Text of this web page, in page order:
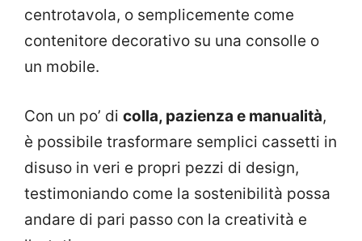
centrotavola, o semplicemente come
contenitore decorativo su una consolle o
un mobile.
Con un po’ di colla, pazienza e manualità,
è possibile trasformare semplici cassetti in
disuso in veri e propri pezzi di design,
testimoniando come la sostenibilità possa
andare di pari passo con la creatività e